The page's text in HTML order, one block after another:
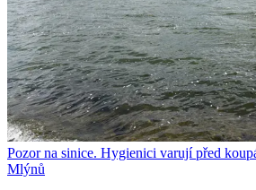
Pozor na sinice. Hygienici varují před
Mlýnů